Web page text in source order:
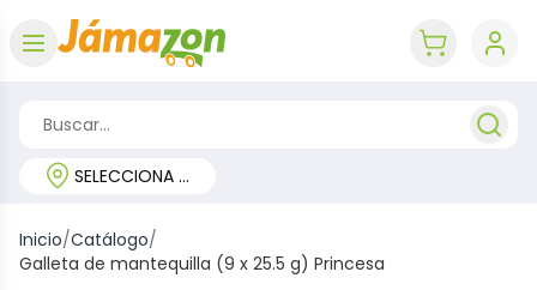
SELECCIONA TU REGIÓN
Inicio/Catálogo/
Galleta de mantequilla (9 x 25.5 g) Princesa